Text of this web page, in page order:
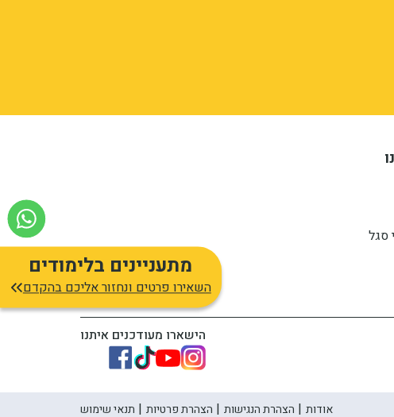
מתעניינים בלימודים
השאירו פרטים ונחזור אליכם בהקדם
סגל
הישארו מעודכנים איתנו
אודות הצהרת הנגישות הצהרת פרטיות תנאי שימוש